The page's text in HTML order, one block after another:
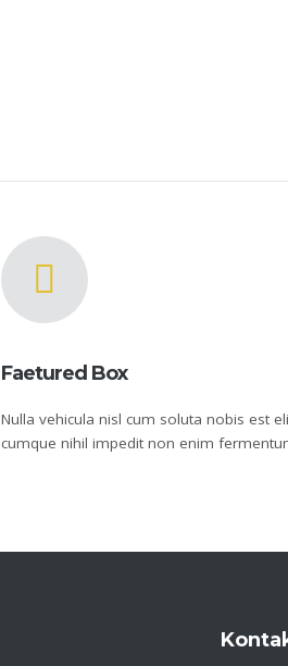
Faetured Box
Nulla vehicula nisl cum soluta nobis est
cumque nihil impedit non enim